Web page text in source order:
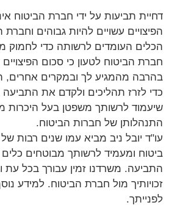
דחיית תביעות על ידי חברת הביטוח
הפיצויים עשויים להיות גבוהים
הכלים העומדים לרשותה כדי
חברת הביטוח לטעון כי סכום
בהרבה מהמגיע לך ובמקרים אחרים,
כדי לזרז תהליכים ולקדם את התביעה
שיעמוד לרשותך משפטן בעל היכרות
התנהלותן של חברות הביטוח.
עו"ד יובל ניב מביא עמו שנים רבות של
ביטוח ומעמיד לרשותך מבוטחים כלים
התביעה. משרדנו זמין עבורך בכל עת
זכויותיך מול חברת הביטוח. למידע
לפנייתך.